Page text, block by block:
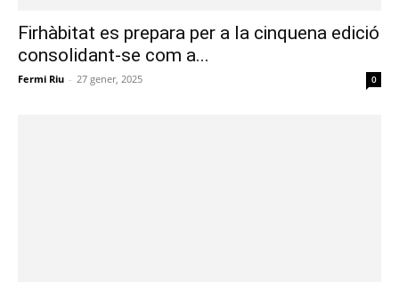
Firhàbitat es prepara per a la cinquena edició
consolidant-se com a...
Fermi Riu - 27 gener, 2025 0